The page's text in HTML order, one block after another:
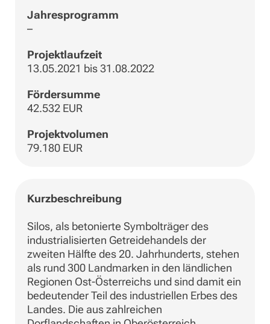
Jahresprogramm
–
Projektlaufzeit
13.05.2021 bis 31.08.2022
Fördersumme
42.532 EUR
Projektvolumen
79.180 EUR
Kurzbeschreibung
Silos, als betonierte Symbolträger des
industrialisierten Getreidehandels der
zweiten Hälfte des 20. Jahrhunderts, stehen
als rund 300 Landmarken in den ländlichen
Regionen Ost-Österreichs und sind damit ein
bedeutender Teil des industriellen Erbes des
Landes. Die aus zahlreichen